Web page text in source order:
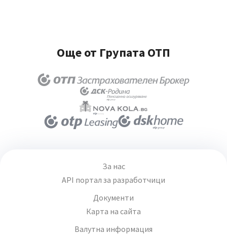
Още от Групата ОТП
За нас
API портал за разработчици
Документи
Карта на сайта
Валутна информация